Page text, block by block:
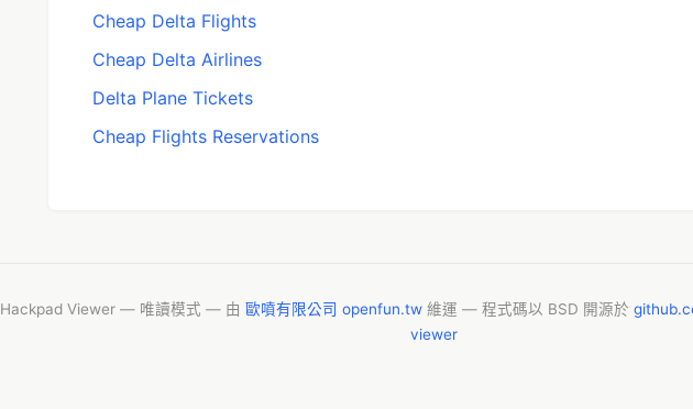
Cheap Delta Flights
Cheap Delta Airlines
Delta Plane Tickets
Cheap Flights Reservations
Hackpad Viewer — 唯讀模式 — 由 歐噴有限公司 openfun.tw 維運 — 程式碼以 BSD 開源於
viewer